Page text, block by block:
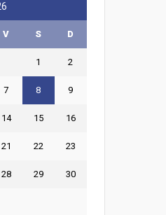
V S D
1 2
7 8 9
14 15 16
21 22 23
28 29 30